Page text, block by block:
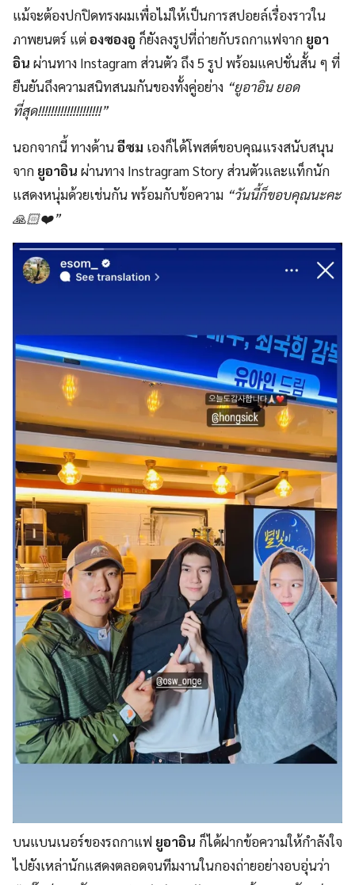
แม้จะต้องปกปิดทรงผมเพื่อไม่ให้เป็นการสปอยล์เรื่องราวใน
ภาพยนตร์ แต่องซองอู ก็ยังลงรูปที่ถ่ายกับรถกาแฟจาก ยูอา
อิน ผ่านทาง Instagram ส่วนตัว ถึง 5 รูป พร้อมแคปชั่นสั้น ๆ ที่
ยืนยันถึงความสนิทสนมกันของทั้งคู่อย่าง “ยูอาอิน ยอด
ที่สุด!!!!!!!!!!!!!!!!!!!!”
นอกจากนี้ ทางด้านอีซม เองก็ได้โพสต์ขอบคุณแรงสนับสนุน
จาก ยูอาอิน ผ่านทาง Instragram Story ส่วนตัวและแท็กนัก
แสดงหนุ่มด้วยเช่นกัน พร้อมกับข้อความ “วันนี้ก็ขอบคุณนะคะ
🙏🏻❤️”
บนแบนเนอร์ของรถกาแฟ ยูอาอิน ก็ได้ฝากข้อความให้กำลังใจ
ไปยังเหล่านักแสดงตลอดจนทีมงานในกองถ่ายอย่างอบอุ่นว่า